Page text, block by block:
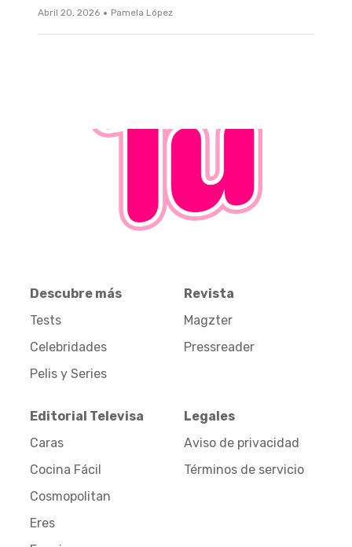
Abril 20, 2026 · Pamela López
Descubre más
Tests
Celebridades
Pelis y Series
Revista
Magzter
Pressreader
Editorial Televisa
Caras
Cocina Fácil
Cosmopolitan
Eres
Legales
Aviso de privacidad
Términos de servicio